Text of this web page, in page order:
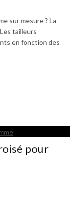
sur mesure ? La
tailleurs
en fonction des
pour